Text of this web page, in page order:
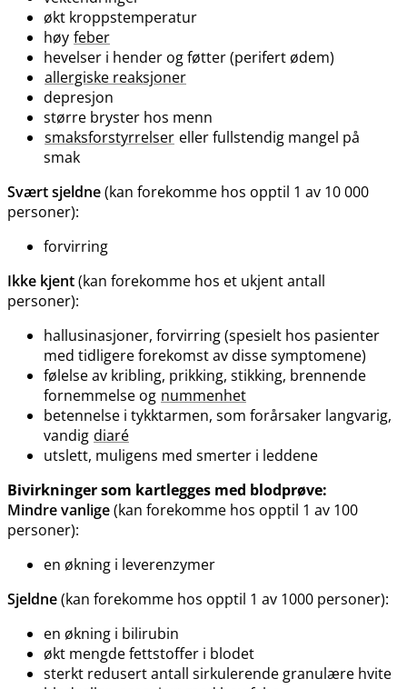
økt kroppstemperatur
høy feber
hevelser i hender og føtter (perifert ødem)
allergiske reaksjoner
depresjon
større bryster hos menn
smaksforstyrrelser eller fullstendig mangel på
smak
Svært sjeldne(kan forekomme hos opptil 1 av 10 000
personer):
forvirring
Ikke kjent(kan forekomme hos et ukjent antall
personer):
hallusinasjoner, forvirring (spesielt hos pasienter
med tidligere forekomst av disse symptomene)
følelse av kribling, prikking, stikking, brennende
fornemmelse og nummenhet
betennelse i tykktarmen, som forårsaker langvarig,
vandig diaré
utslett, muligens med smerter i leddene
Bivirkninger som kartlegges med blodprøve:
Mindre vanlige(kan forekomme hos opptil 1 av 100
personer):
en økning i leverenzymer
Sjeldne(kan forekomme hos opptil 1 av 1000 personer):
en økning i bilirubin
økt mengde fettstoffer i blodet
sterkt redusert antall sirkulerende granulære hvite